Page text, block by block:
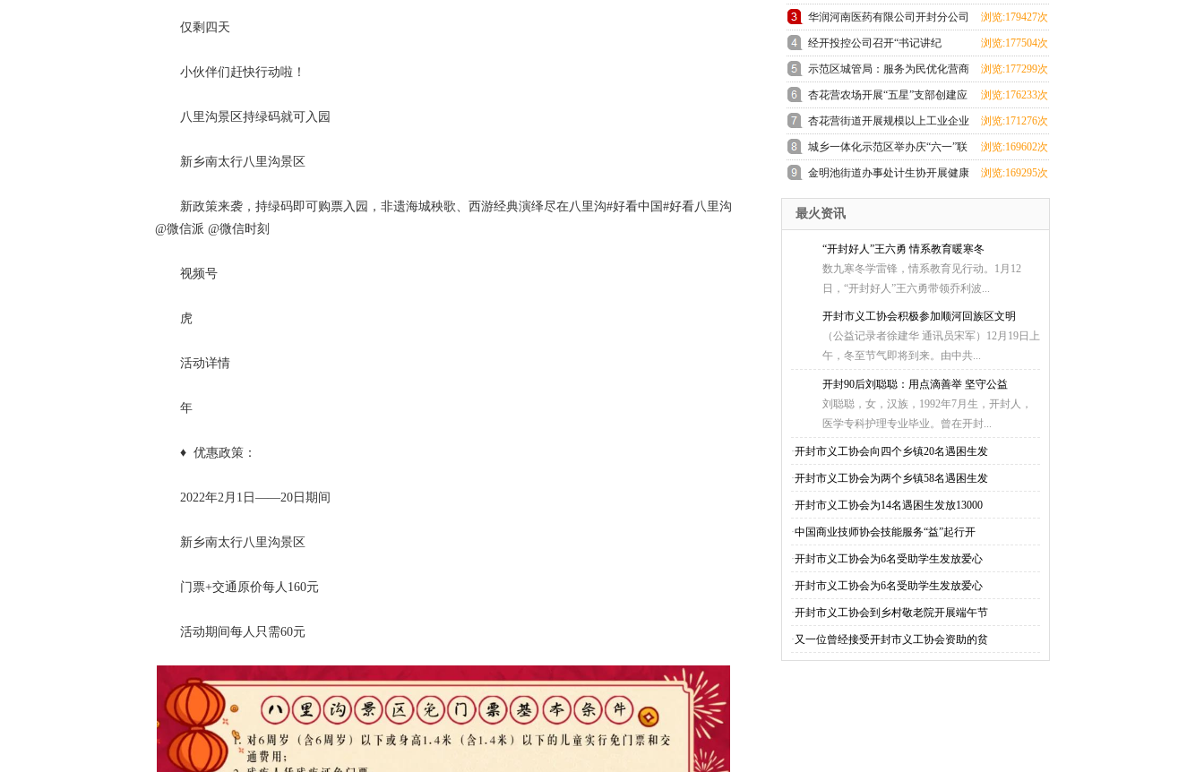
仅剩四天
小伙伴们赶快行动啦！
八里沟景区持绿码就可入园
新乡南太行八里沟景区
新政策来袭，持绿码即可购票入园，非遗海城秧歌、西游经典演绎尽在八里沟#好看中国#好看八里沟
@微信派 @微信时刻
视频号
虎
活动详情
年
♦ 优惠政策：
2022年2月1日——20日期间
新乡南太行八里沟景区
门票+交通原价每人160元
活动期间每人只需60元
华润河南医药有限公司开封分公司
团支部成立
浏览:179427次
经开投控公司召开“书记讲纪
法”和“纪法与青春
浏览:177504次
示范区城管局：服务为民优化营商
环境 群众感激送
浏览:177299次
杏花营农场开展“五星”支部创建应
知应会知识测
浏览:176233次
杏花营街道开展规模以上工业企业
科技研发全覆盖
浏览:171276次
城乡一体化示范区举办庆“六一”联
欢会暨少儿才
浏览:169602次
金明池街道办事处计生协开展健康
厨艺大比拼活动
浏览:169295次
最火资讯
“开封好人”王六勇 情系教育暖寒冬
数九寒冬学雷锋，情系教育见行动。1月12
日，“开封好人”王六勇带领乔利波...
开封市义工协会积极参加顺河回族区文明
（公益记录者徐建华 通讯员宋军）12月19日上
午，冬至节气即将到来。由中共...
开封90后刘聪聪：用点滴善举 坚守公益
刘聪聪，女，汉族，1992年7月生，开封人，
医学专科护理专业毕业。曾在开封...
·开封市义工协会向四个乡镇20名遇困生发
·开封市义工协会为两个乡镇58名遇困生发
·开封市义工协会为14名遇困生发放13000
·中国商业技师协会技能服务“益”起行开
·开封市义工协会为6名受助学生发放爱心
·开封市义工协会为6名受助学生发放爱心
·开封市义工协会到乡村敬老院开展端午节
·又一位曾经接受开封市义工协会资助的贫